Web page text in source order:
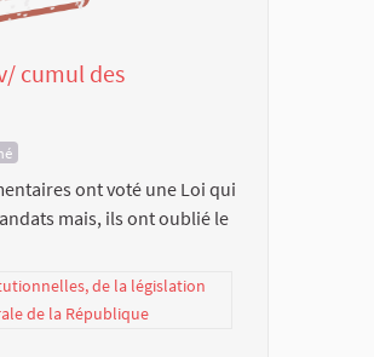
cumul des
ont voté une Loi qui
mais, ils ont oublié le
de la législation
de la République